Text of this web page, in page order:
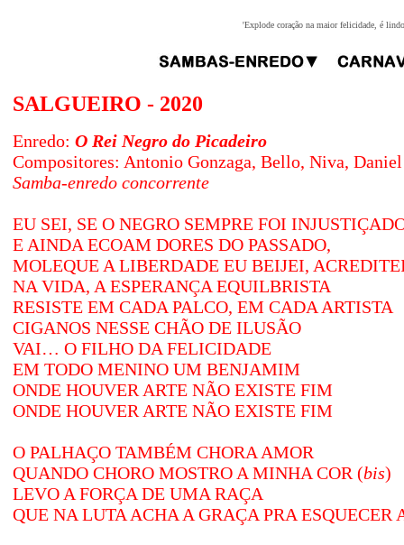
'Explode coração na maior felicidade, é
SALGUEIRO - 2020
Enredo: O Rei Negro do Picadeiro
Compositores: Antonio Gonzaga, Bello, Niva,
Samba-enredo concorrente
EU SEI, SE O NEGRO SEMPRE FOI
E AINDA ECOAM DORES DO PASSADO,
MOLEQUE A LIBERDADE EU BEIJEI,
NA VIDA, A ESPERANÇA EQUILBRISTA
RESISTE EM CADA PALCO, EM CADA ARTISTA
CIGANOS NESSE CHÃO DE ILUSÃO
VAI… O FILHO DA FELICIDADE
EM TODO MENINO UM BENJAMIM
ONDE HOUVER ARTE NÃO EXISTE FIM
ONDE HOUVER ARTE NÃO EXISTE FIM
O PALHAÇO TAMBÉM CHORA AMOR
QUANDO CHORO MOSTRO A MINHA COR (bis)
LEVO A FORÇA DE UMA RAÇA
QUE NA LUTA ACHA A GRAÇA PRA ESQUECER